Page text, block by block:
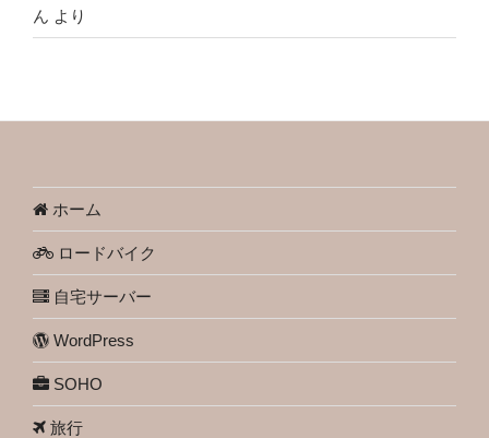
ん より
ホーム
ロードバイク
自宅サーバー
WordPress
SOHO
旅行